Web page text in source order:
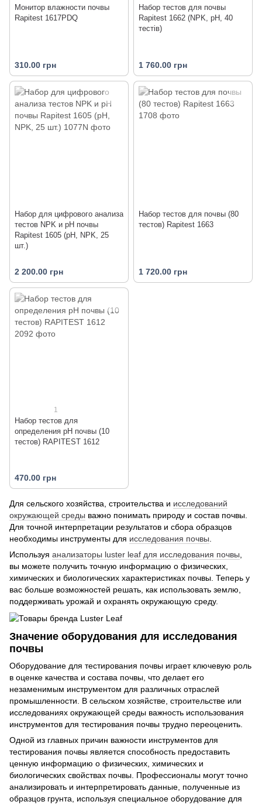
Монитор влажности почвы
Rapitest 1617PDQ
310.00 грн
Набор тестов для почвы
Rapitest 1662 (NPK, pH, 40
тестів)
1 760.00 грн
Набор для цифрового анализа
тестов NPK и pH почвы
Rapitest 1605 (pH, NPK, 25
шт.)
2 200.00 грн
Набор тестов для почвы (80
тестов) Rapitest 1663
1 720.00 грн
1
Набор тестов для
определения pH почвы (10
тестов) RAPITEST 1612
470.00 грн
Для сельского хозяйства, строительства и исследований
окружающей среды важно понимать природу и состав почвы.
Для точной интерпретации результатов и сбора образцов
необходимы инструменты для исследования почвы.
Используя анализаторы luster leaf для исследования почвы,
вы можете получить точную информацию о физических,
химических и биологических характеристиках почвы. Теперь у
вас больше возможностей решать, как использовать землю,
поддерживать урожай и охранять окружающую среду.
Значение оборудования для исследования
почвы
Оборудование для тестирования почвы играет ключевую роль
в оценке качества и состава почвы, что делает его
незаменимым инструментом для различных отраслей
промышленности. В сельском хозяйстве, строительстве или
исследованиях окружающей среды важность использования
инструментов для тестирования почвы трудно переоценить.
Одной из главных причин важности инструментов для
тестирования почвы является способность предоставить
ценную информацию о физических, химических и
биологических свойствах почвы. Профессионалы могут точно
анализировать и интерпретировать данные, полученные из
образцов грунта, используя специальное оборудование для